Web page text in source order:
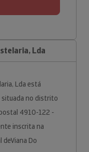
Lda
Lda está
situada no distrito
4910-122 -
inscrita na
Do